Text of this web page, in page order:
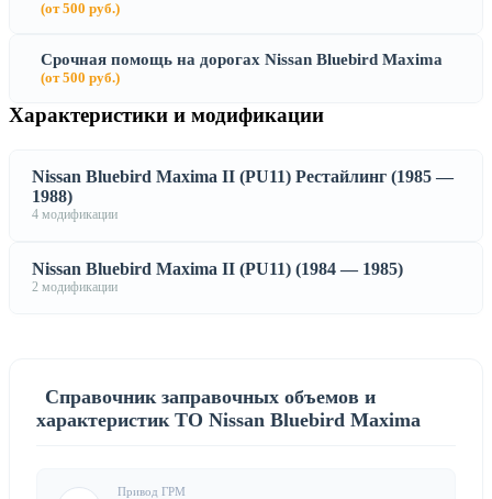
(от 500 руб.)
Срочная помощь на дорогах Nissan Bluebird Maxima
(от 500 руб.)
Характеристики и модификации
Nissan Bluebird Maxima II (PU11) Рестайлинг (1985 —
1988)
4 модификации
Nissan Bluebird Maxima II (PU11) (1984 — 1985)
2 модификации
Справочник заправочных объемов и
характеристик ТО Nissan Bluebird Maxima
Привод ГРМ